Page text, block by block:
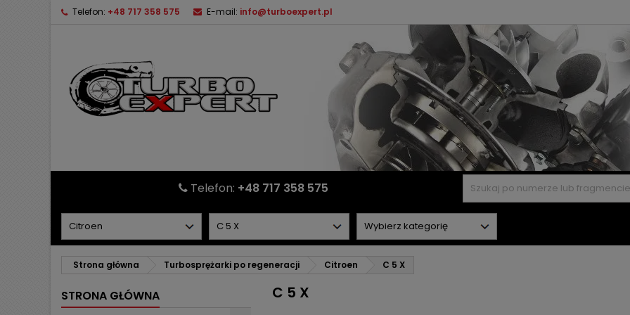
Telefon: +48 717 358 575 E-mail: info@turboexpert.pl
Telefon: +48 717 358 575
Strona główna Turbosprężarki po regeneracji Citroen C 5 X
STRONA GŁÓWNA C 5 X